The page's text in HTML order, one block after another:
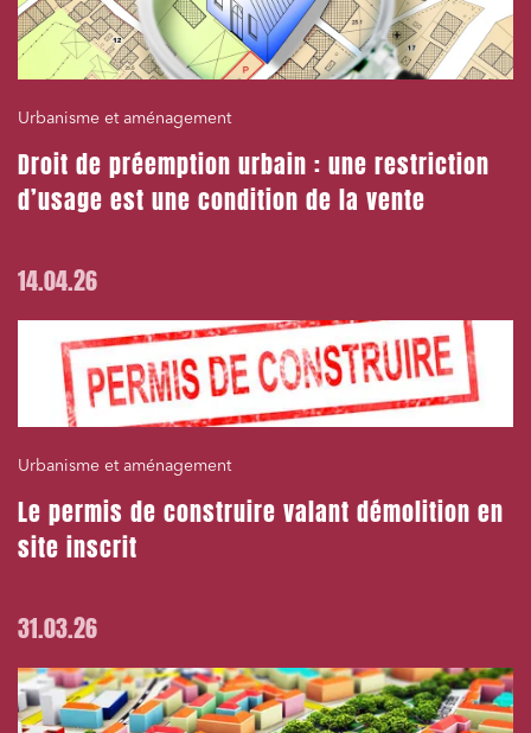
Urbanisme et aménagement
Droit de préemption urbain : une restriction
d’usage est une condition de la vente
14.04.26
Urbanisme et aménagement
Le permis de construire valant démolition en
site inscrit
31.03.26
Banque finance et assurance
Droit des sociétés et Fusions-Acquisitions
J'ai lu et j'accepte lapolitique de confidentialité